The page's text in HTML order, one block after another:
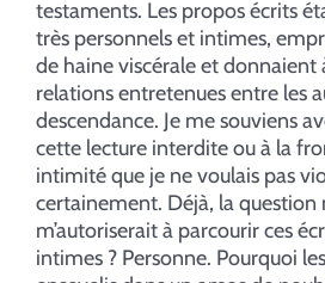
testaments. Les propos écrits
très personnels et intimes,
de haine viscérale et donnaient
relations entretenues entre les
descendance. Je me souviens
cette lecture interdite ou à la
intimité que je ne voulais pas
certainement. Déjà, la question
m’autoriserait à parcourir ces
intimes ? Personne. Pourquoi